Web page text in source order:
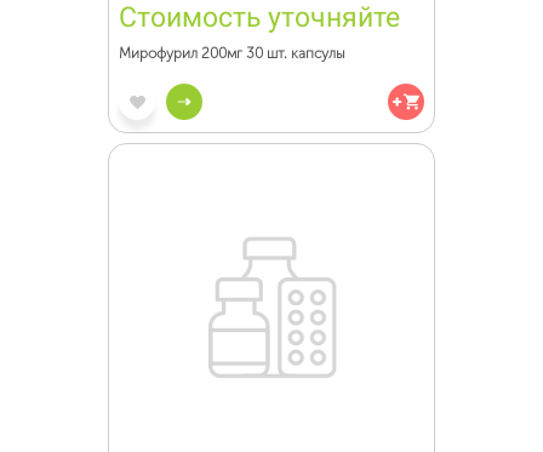
Стоимость уточняйте
Мирофурил 200мг 30 шт. капсулы